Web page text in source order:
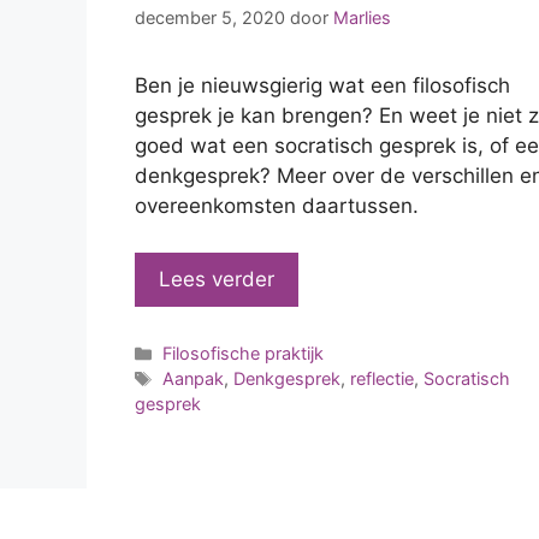
december 5, 2020 door Marlies
Ben je nieuwsgierig wat een filosofisch
gesprek je kan brengen? En weet je niet
goed wat een socratisch gesprek is, of
denkgesprek? Meer over de verschillen
overeenkomsten daartussen.
Lees verder
Categorieën
Filosofische praktijk
Tags
Aanpak, Denkgesprek, reflectie, Socratisch
gesprek